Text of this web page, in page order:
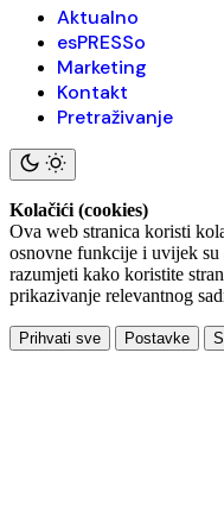
Aktualno
esPRESSo
Marketing
Kontakt
Pretraživanje
Kolačići (cookies)
Ova web stranica koristi
osnovne funkcije i uvijek
razumjeti kako koristite
prikazivanje relevantnog
Prihvati sve Postavke